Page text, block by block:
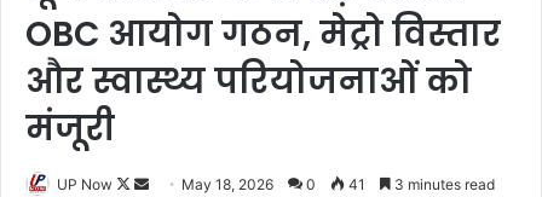
OBC आयोग गठन, मेट्रो विस्तार
और स्वास्थ्य परियोजनाओं को
मंजूरी
UP Now
Follow
Send May 18, 2026 0 41 3 minutes read